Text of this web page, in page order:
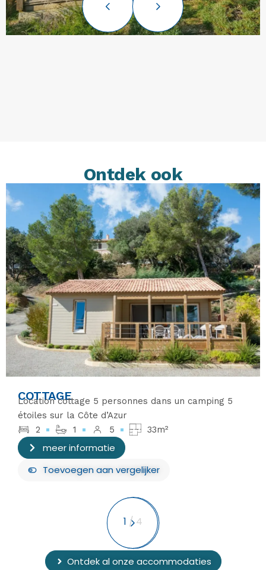
Ontdek ook
COTTAGE
Location cottage 5 personnes dans un camping 5
étoiles sur la Côte d’Azur
2
1 5 33m²
meer informatie
Toevoegen aan vergelijker
1 /4
Ontdek al onze accommodaties